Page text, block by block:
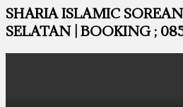
SHARIA ISLAMIC
SELATAN | BOOKING ;